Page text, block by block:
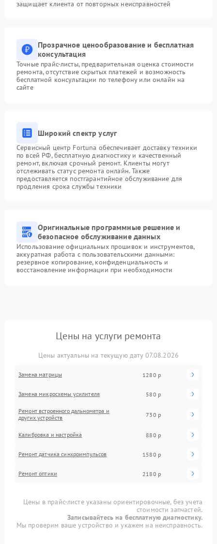
защищает клиента от повторных неисправностей
Прозрачное ценообразование и бесплатная
консультация
Точные прайс-листы, предварительная оценка стоимости
ремонта, отсутствие скрытых платежей и возможность
бесплатной консультации по телефону или онлайн на
сайте
Широкий спектр услуг
Сервисный центр Fortuna обеспечивает доставку техники
по всей РФ, бесплатную диагностику и качественный
ремонт, включая срочный ремонт. Клиенты могут
отслеживать статус ремонта онлайн. Также
предоставляется постгарантийное обслуживание для
продления срока службы техники
Оригинальные программные решение и
безопасное обслуживание данных
Использование официальных прошивок и инструментов,
аккуратная работа с пользовательскими данными:
резервное копирование, конфиденциальность и
восстановление информации при необходимости
Цены на услуги ремонта
Цены актуальны на текущую дату 07.08.2026
Замена матрицы 1280 р
Замена микросхемы усилителя 580 р
Ремонт встроенного дальнометра и
других устройств
730 р
Калибровка и настройка 880 р
Ремонт датчика синхроимпульсов 1580 р
Ремонт оптики 2180 р
Цены в прайс-листе указаны ориентировочные, без учета
стоимости запчастей.
Записывайтесь на бесплатную диагностику.
Мы проверим ваше устройство и укажем на неисправность.